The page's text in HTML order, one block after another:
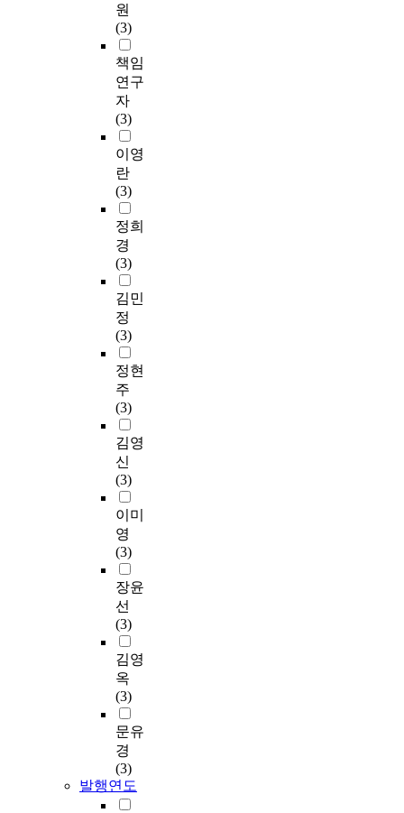
원
(3)
책임
연구
자
(3)
이영
란
(3)
정희
경
(3)
김민
정
(3)
정현
주
(3)
김영
신
(3)
이미
영
(3)
장윤
선
(3)
김영
옥
(3)
문유
경
(3)
발행연도